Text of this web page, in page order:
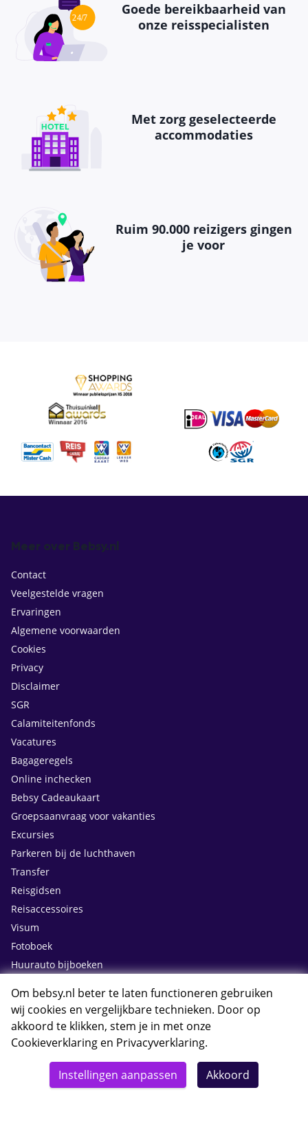
Goede bereikbaarheid van
onze reisspecialisten
Met zorg geselecteerde
accommodaties
Ruim 90.000 reizigers gingen
je voor
Meer over Bebsy.nl
Contact
Veelgestelde vragen
Ervaringen
Algemene voorwaarden
Cookies
Privacy
Disclaimer
SGR
Calamiteitenfonds
Vacatures
Bagageregels
Online inchecken
Bebsy Cadeaukaart
Groepsaanvraag voor vakanties
Excursies
Parkeren bij de luchthaven
Transfer
Reisgidsen
Reisaccessoires
Visum
Fotoboek
Huurauto bijboeken
Contact
Om bebsy.nl beter te laten functioneren gebruiken
wij cookies en vergelijkbare technieken. Door op
akkoord te klikken, stem je in met onze
Cookieverklaring en Privacyverklaring.
Instellingen aanpassen Akkoord